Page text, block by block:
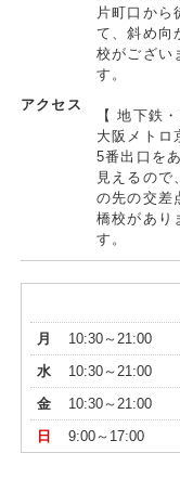
アクセス
片町口から
て、斜め向
校がござい
す。
【 地下鉄
大阪メトロ
5番出口を
見えるので
の先の交差
橋校があり
す。
月 10:30～21:00
水
10:30～21:00
金
10:30～21:00
日
9:00～17:00